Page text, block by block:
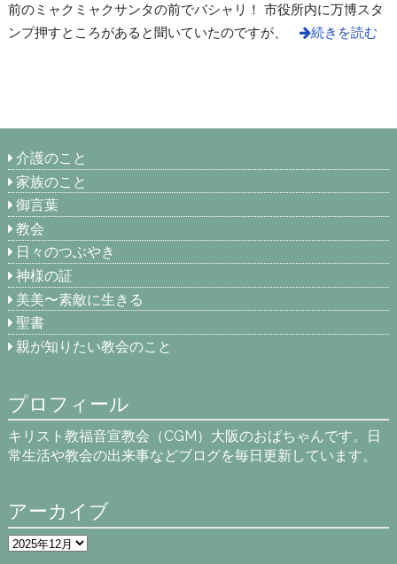
前のミャクミャクサンタの前でパシャリ！ 市役所内に万博スタ
ンプ押すところがあると聞いていたのですが、
続きを読む
介護のこと
家族のこと
御言葉
教会
日々のつぶやき
神様の証
美美〜素敵に生きる
聖書
親が知りたい教会のこと
プロフィール
キリスト教福音宣教会（CGM）大阪のおばちゃんです。日
常生活や教会の出来事などブログを毎日更新しています。
アーカイブ
ア
ー